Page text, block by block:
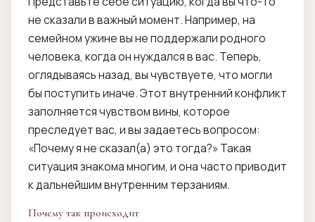
не сказали в важный момент. Например, на
семейном ужине вы не поддержали родного
человека, когда он нуждался в вас. Теперь,
оглядываясь назад, вы чувствуете, что могли
бы поступить иначе. Этот внутренний конфликт
заполняется чувством вины, которое
преследует вас, и вы задаетесь вопросом:
«Почему я не сказал(а) это тогда?» Такая
ситуация знакома многим, и она часто приводит
к дальнейшим внутренним терзаниям.
Почему так происходит